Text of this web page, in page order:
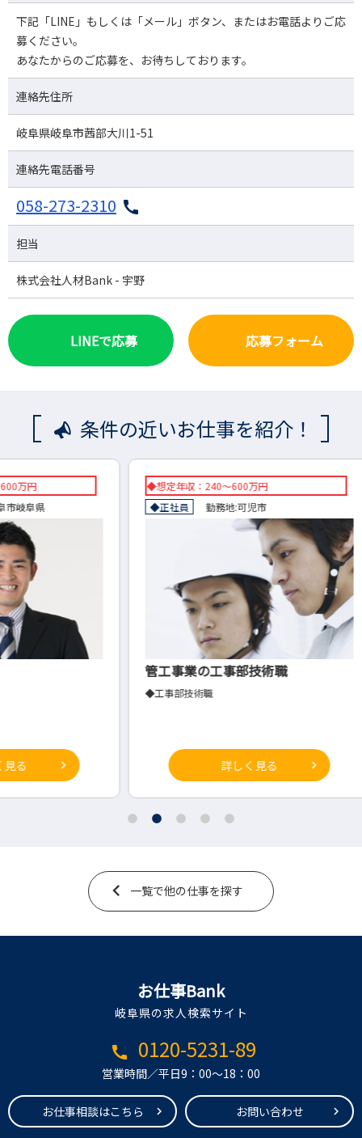
下記「LINE」もしくは「メール」ボタン、またはお電話よりご応
募ください。
あなたからのご応募を、お待ちしております。
連絡先住所
岐阜県岐阜市茜部大川1-51
連絡先電話番号
058-273-2310
担当
株式会社人材Bank - 宇野
LINEで応募 応募フォーム
条件の近いお仕事を紹介！
◆想定年収：240～600万円
勤務地:可児市
管工事業の工事部技術職
詳しく見る
一覧で他の仕事を探す
お仕事Bank
岐阜県の求人検索サイト
call 0120-5231-89
営業時間／平日9：00～18：00
お仕事相談はこちら お問い合わせ